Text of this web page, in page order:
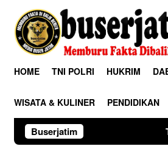
HOME TNI POLRI HUKRIM
WISATA & KULINER PENDIDIKAN
Buserjatim TNI-Polri